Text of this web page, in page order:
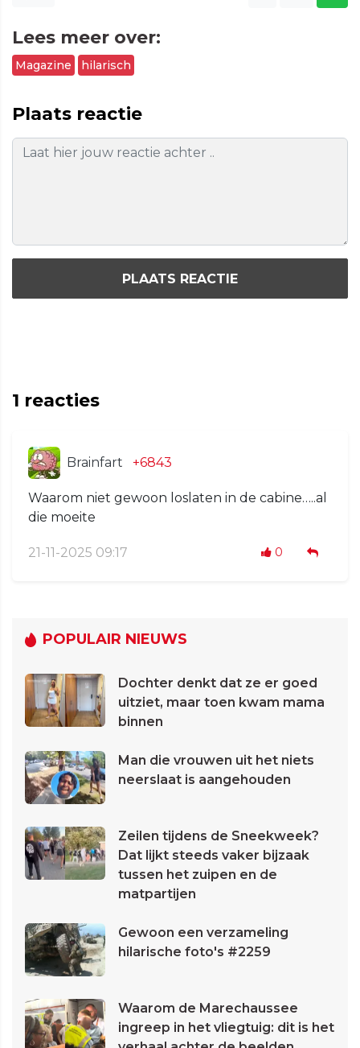
Lees meer over:
Magazine hilarisch
Plaats reactie
PLAATS REACTIE
1 reacties
Brainfart +6843
Waarom niet gewoon loslaten in de cabine…..al
die moeite
21-11-2025 09:17 0
POPULAIR NIEUWS
Dochter denkt dat ze er goed
uitziet, maar toen kwam mama
binnen
Man die vrouwen uit het niets
neerslaat is aangehouden
Zeilen tijdens de Sneekweek?
Dat lijkt steeds vaker bijzaak
tussen het zuipen en de
matpartijen
Gewoon een verzameling
hilarische foto's #2259
Waarom de Marechaussee
ingreep in het vliegtuig: dit is het